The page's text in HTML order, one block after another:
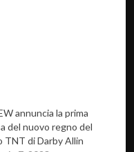
annuncia la prima
del nuovo regno del
TNT di Darby Allin